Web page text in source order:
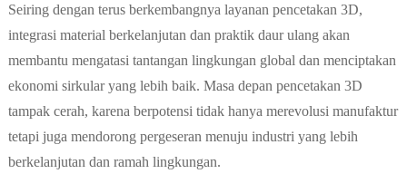
Seiring dengan terus berkembangnya layanan pencetakan 3D,
integrasi material berkelanjutan dan praktik daur ulang akan
membantu mengatasi tantangan lingkungan global dan menciptakan
ekonomi sirkular yang lebih baik. Masa depan pencetakan 3D
tampak cerah, karena berpotensi tidak hanya merevolusi manufaktur
tetapi juga mendorong pergeseran menuju industri yang lebih
berkelanjutan dan ramah lingkungan.